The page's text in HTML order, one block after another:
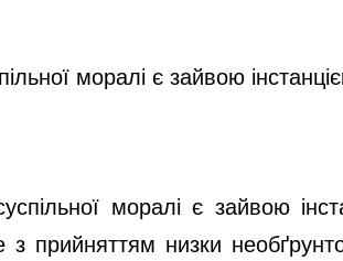
моралі є зайвою
моралі є зайвою
з прийняттям низки